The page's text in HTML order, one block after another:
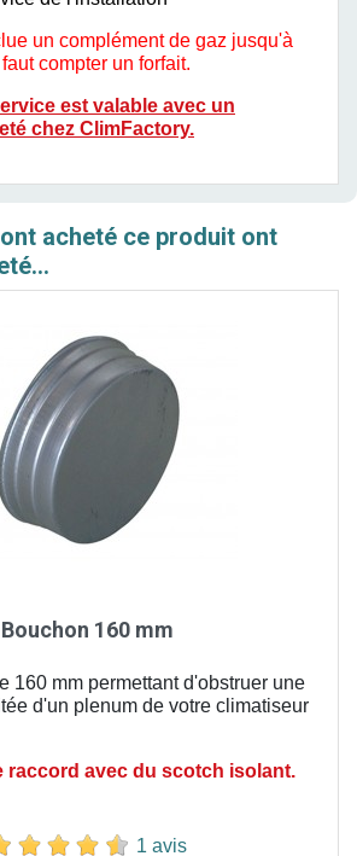
un complément de gaz jusqu'à
compter un forfait.
est valable avec un
chez ClimFactory.
acheté ce produit ont
Bouchon 160 mm
160 mm permettant d'obstruer une
d'un plenum de votre climatiseur
raccord avec du scotch isolant.
1 avis